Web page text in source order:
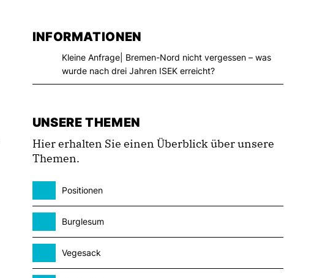
INFORMATIONEN
Kleine Anfrage| Bremen-Nord nicht vergessen – was
wurde nach drei Jahren ISEK erreicht?
UNSERE THEMEN
Hier erhalten Sie einen Überblick über unsere
Themen.
Positionen
Burglesum
Vegesack